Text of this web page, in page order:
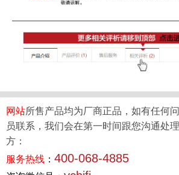
网站所售产品均为厂商正品，如有任何
员联系，我们会在第一时间跟您沟通处
方：
服务热线 ： 400-068-4885